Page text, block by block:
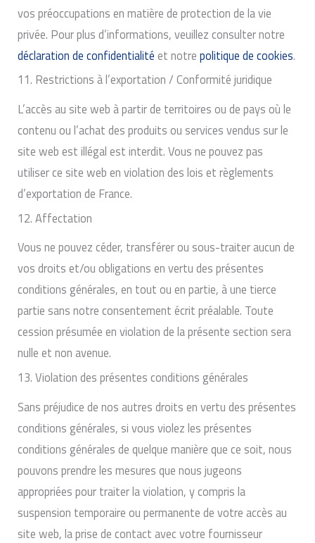
vos préoccupations en matière de protection de la vie
privée. Pour plus d’informations, veuillez consulter notre
déclaration de confidentialité et notrepolitique de cookies.
11. Restrictions à l’exportation / Conformité juridique
L’accès au site web à partir de territoires ou de pays où le
contenu ou l’achat des produits ou services vendus sur le
site web est illégal est interdit. Vous ne pouvez pas
utiliser ce site web en violation des lois et règlements
d’exportation de France.
12. Affectation
Vous ne pouvez céder, transférer ou sous-traiter aucun de
vos droits et/ou obligations en vertu des présentes
conditions générales, en tout ou en partie, à une tierce
partie sans notre consentement écrit préalable. Toute
cession présumée en violation de la présente section sera
nulle et non avenue.
13. Violation des présentes conditions générales
Sans préjudice de nos autres droits en vertu des présentes
conditions générales, si vous violez les présentes
conditions générales de quelque manière que ce soit, nous
pouvons prendre les mesures que nous jugeons
appropriées pour traiter la violation, y compris la
suspension temporaire ou permanente de votre accès au
site web, la prise de contact avec votre fournisseur